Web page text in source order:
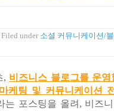
Filed under 소셜 커뮤니케이션/
, 비즈니스 블로그를 운
케팅 및 커뮤니케이션
는 포스팅을 올려, 비즈